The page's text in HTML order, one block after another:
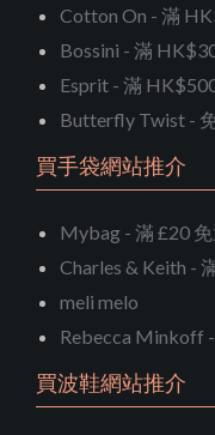
Cotton On - 滿
Bossini - 滿
Esprit - 滿
Butterfly Twist -
買手袋網站推介
Mybag - 滿 £20 免
Charles & Keith -
meli melo
Rebecca Minkoff
買波鞋網站推介